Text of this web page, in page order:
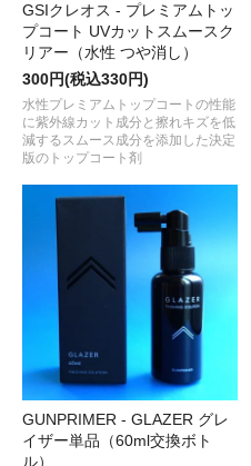
GSIクレオス - プレミアムトッ
プコート UVカットスムースク
リアー（水性 つや消し）
300円(税込330円)
水性プレミアムトップコートの性能
に紫外線カット成分と擦れキズを低
減するスムース成分を添加した決定
版のトップコート剤
GUNPRIMER - GLAZER グレ
イザー単品（60ml交換ボト
ル）